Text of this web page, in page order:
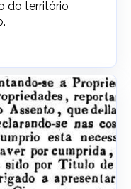
do território